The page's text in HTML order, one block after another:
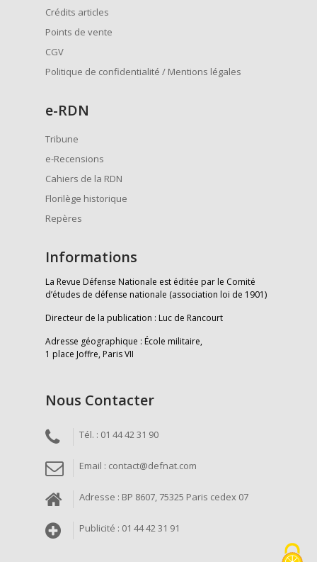
Crédits articles
Points de vente
CGV
Politique de confidentialité / Mentions légales
e-RDN
Tribune
e-Recensions
Cahiers de la RDN
Florilège historique
Repères
Informations
La Revue Défense Nationale est éditée par le Comité
d’études de défense nationale (association loi de 1901)
Directeur de la publication : Luc de Rancourt
Adresse géographique : École militaire,
1 place Joffre, Paris VII
Nous Contacter
Tél. : 01 44 42 31 90
Email : contact@defnat.com
Adresse : BP 8607, 75325 Paris cedex 07
Publicité : 01 44 42 31 91